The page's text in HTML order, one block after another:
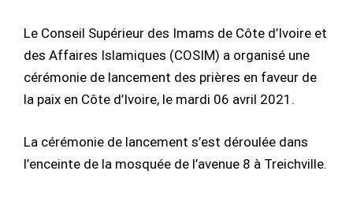
Le Conseil Supérieur des Imams de Côte d’Ivoire et
des Affaires Islamiques (COSIM) a organisé une
cérémonie de lancement des prières en faveur de
la paix en Côte d’Ivoire, le mardi 06 avril 2021.
La cérémonie de lancement s’est déroulée dans
l’enceinte de la mosquée de l’avenue 8 à Treichville.